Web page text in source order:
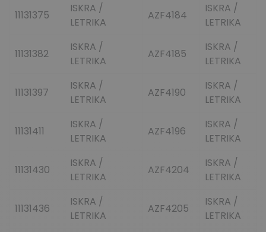
11131375
ISKRA /
LETRIKA
AZF4184
ISKRA /
LETRIKA
11131382
ISKRA /
LETRIKA
AZF4185
ISKRA /
LETRIKA
11131397
ISKRA /
LETRIKA
AZF4190
ISKRA /
LETRIKA
11131411
ISKRA /
LETRIKA
AZF4196
ISKRA /
LETRIKA
11131430
ISKRA /
LETRIKA
AZF4204
ISKRA /
LETRIKA
11131436
ISKRA /
LETRIKA
AZF4205
ISKRA /
LETRIKA